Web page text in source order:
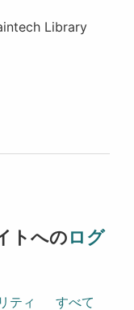
Library
トへのログ
ティ すべて